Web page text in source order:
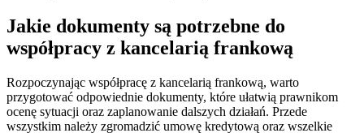
Jakie dokumenty są potrzebne do
współpracy z kancelarią frankową
Rozpoczynając współpracę z kancelarią frankową, warto
przygotować odpowiednie dokumenty, które ułatwią prawnikom
ocenę sytuacji oraz zaplanowanie dalszych działań. Przede
wszystkim należy zgromadzić umowę kredytową oraz wszelkie